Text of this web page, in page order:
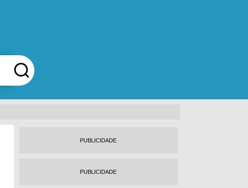
PUBLICIDADE
PUBLICIDADE